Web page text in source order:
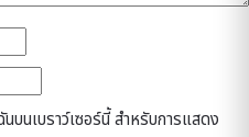
บนเบราว์เซอร์นี้ สำหรับการแสดง